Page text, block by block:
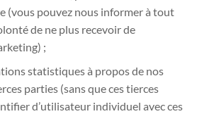
(vous pouvez nous informer à tout
de ne plus recevoir de
;
statistiques à propos de nos
parties (sans que ces tierces
d’utilisateur individuel avec ces